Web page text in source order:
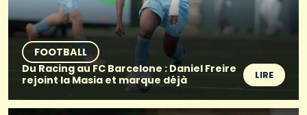
FOOTBALL
Du Racing au FC Barcelone : Daniel Freire
rejoint la Masia et marque déjà
LIRE